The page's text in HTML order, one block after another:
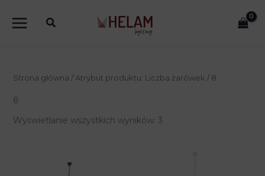
Strona główna / Atrybut produktu: Liczba żarówek / 8
8
Wyświetlanie wszystkich wyników: 3